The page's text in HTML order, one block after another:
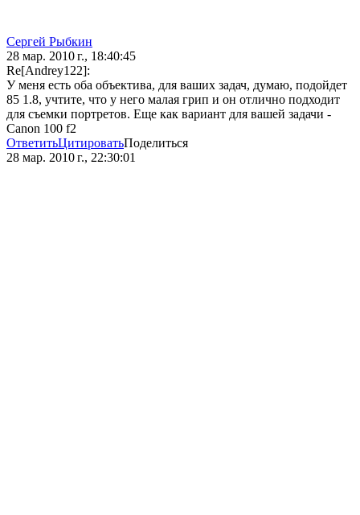
Сергей Рыбкин
28 мар. 2010 г., 18:40:45
Re[Andrey122]:
У меня есть оба объектива, для ваших задач, думаю, подойдет
85 1.8, учтите, что у него малая грип и он отлично подходит
для съемки портретов. Еще как вариант для вашей задачи -
Canon 100 f2
ОтветитьЦитироватьПоделиться
28 мар. 2010 г., 22:30:01